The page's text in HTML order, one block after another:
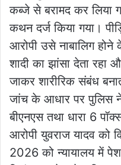
कब्जे से बरामद कर लिया
कथन दर्ज किया गया।
आरोपी उसे नाबालिग
शादी का झांसा देता
जाकर शारीरिक संबंध
जांच के आधार पर पुलिस
बीएनएस तथा धारा 6
आरोपी युवराज यादव को
2026 को न्यायालय में